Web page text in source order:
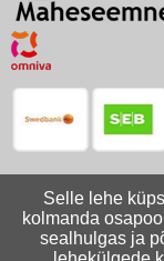
Selle lehe
kolmanda
sealhulgas ja